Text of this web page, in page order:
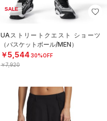
SALE
UAストリートクエスト ショーツ
（バスケットボール/MEN）
￥5,54430%OFF
￥7,920